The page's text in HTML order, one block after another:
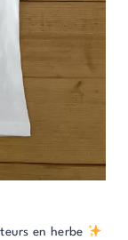
en herbe